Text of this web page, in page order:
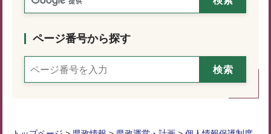
ページ番号から探す